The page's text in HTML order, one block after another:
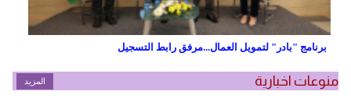
برنامج "بادر" لتمويل العمال...مرفق رابط التسجيل
منوعات اخبارية المزيد